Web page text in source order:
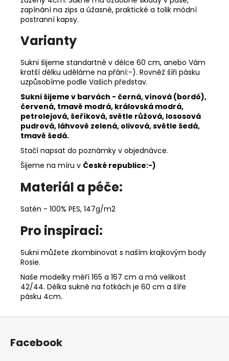
zapínání na zips a úžasné, praktické a tolik módní
postranní kapsy.
Varianty
Sukni šijeme standartně v délce 60 cm, anebo Vám
kratší délku uděláme na přání:-). Rovněž šíři pásku
uzpůsobíme podle Vašich představ.
Sukni šijeme v barvách - černá, vínová (bordó),
červená, tmavě modrá, královská modrá,
petrolejová, šeříková, světle růžová, lososová
pudrová, láhvově zelená, olivová, světle šedá,
tmavě šedá.
Stačí napsat do poznámky v objednávce.
Šijeme na míru v České republice:-)
Materiál a péče:
Satén - 100% PES, 147g/m2
Pro inspiraci:
Sukni můžete zkombinovat s naším krajkovým body
Rosie.
Naše modelky měří 165 a 167 cm a má velikost
42/44. Délka sukně na fotkách je 60 cm a šíře
pásku 4cm.
Z
Facebook